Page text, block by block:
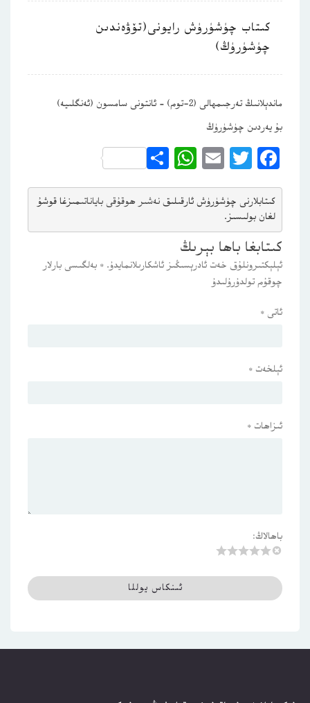
كىتاب چۈشۈرۈش رايونى(تۆۋەندىن
چۈشۈرۈڭ)
ماندېلانىڭ تەرجىمھالى (2-توم) – ئانتونى سامسون (ئەنگلىيە)
بۇ يەردىن چۈشۈرۈڭ
Facebook
Twitter
Email
WhatsApp
Share
كىتابلارنى چۈشۈرۈش ئارقىلىق نەشىر ھوقۇقى باياناتىمىزغا قوشۇ
لغان بولىسىز.
كىتابغا باھا بېرىڭ
ئېلېكتىرونلۇق خەت ئادرېسىڭىز ئاشكارىلانمايدۇ. * بەلگىسى بارلار
چوقۇم تولدۇرۇلىدۇ
ئاتى *
ئېلخەت *
ئىزاھات *
باھالاڭ: